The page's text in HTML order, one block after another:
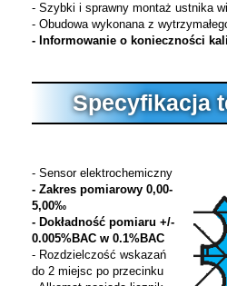
- Szybki i sprawny montaż ustnika
- Obudowa wykonana z
- Informowanie o konieczności
Specyfikacja
- Sensor elektrochemiczny
- Zakres pomiarowy 0,00-
5,00‰
- Dokładność pomiaru +/-
0.005%BAC w 0.1%BAC
- Rozdzielczość wskazań
do 2 miejsc po przecinku